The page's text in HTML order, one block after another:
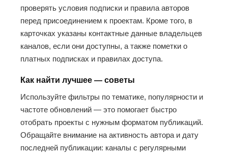
проверять условия подписки и правила авторов
перед присоединением к проектам. Кроме того, в
карточках указаны контактные данные владельцев
каналов, если они доступны, а также пометки о
платных подписках и правилах доступа.
Как найти лучшее — советы
Используйте фильтры по тематике, популярности и
частоте обновлений — это помогает быстро
отобрать проекты с нужным форматом публикаций.
Обращайте внимание на активность автора и дату
последней публикации: каналы с регулярными